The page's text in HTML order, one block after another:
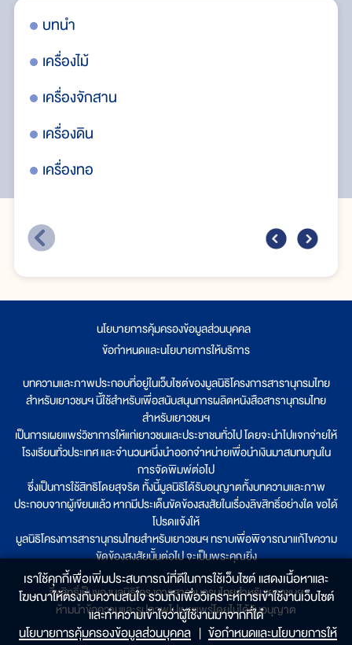
บทนำ
เครื่องไม้
เครื่องจักสาน
เครื่องดิน
เครื่องทอ
นโยบายการคุ้มครองข้อมูลส่วนบุคคล
ข้อกำหนดและนโยบายการให้บริการ
บทความและภาพประกอบที่อยู่ในเว็บไซต์ของมูลนิธิโครงการสารานุกรมไทย
สำหรับเยาวชนฯ นี้ใช้สำหรับเพื่อสนับสนุนการผลิตหนังสือสารานุกรมไทย
สำหรับเยาวชนฯ
เป็นการเผยแพร่วิชาการให้แก่เยาวชนและประชาชนทั่วไป โดยจะนำไปแจกจ่ายให้
โรงเรียนทั่วประเทศ และจำนวนหนึ่งนำออกจำหน่ายเพื่อนำเงินมาสมทบทุนใน
การจัดพิมพ์ต่อไป
ซึ่งเป็นการใช้สิทธิโดยสุจริต ทั้งนี้มูลนิธิได้รับอนุญาตทั้งบทความและภาพ
ประกอบจากผู้เขียนแล้ว หากมีประเด็นขัดข้องสงสัยในเรื่องลิขสิทธิ์อย่างใด ขอได้
โปรดแจ้งให้
มูลนิธิโครงการสารานุกรมไทยสำหรับเยาวชนฯ ทราบเพื่อพิจารณาแก้ไขความ
ขัดข้องสงสัยนั้นต่อไป จะเป็นพระคุณยิ่ง
ลิขสิทธิ์เป็นของมูลนิธิโครงการสารานุกรมไทยสำหรับเยาวชนฯ
ห้ามนำข้อความและรูปภาพไปเผยแพร่โดยไม่ได้รับอนุญาต
เราใช้คุกกี้เพื่อเพิ่มประสบการณ์ที่ดีในการใช้เว็บไซต์ แสดงเนื้อหาและ
โฆษณาให้ตรงกับความสนใจ รวมถึงเพื่อวิเคราะห์การเข้าใช้งานเว็บไซต์
และทำความเข้าใจว่าผู้ใช้งานมาจากที่ใด๋
นโยบายการคุ้มครองข้อมูลส่วนบุคคล | ข้อกำหนดและนโยบายการให้